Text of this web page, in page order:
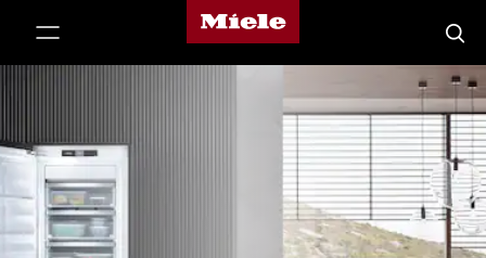
Mieleのホームページ
検索